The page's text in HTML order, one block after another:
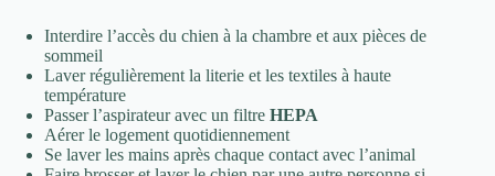
Interdire l’accès du chien à la chambre et aux pièces de
sommeil
Laver régulièrement la literie et les textiles à haute
température
Passer l’aspirateur avec un filtre HEPA
Aérer le logement quotidiennement
Se laver les mains après chaque contact avec l’animal